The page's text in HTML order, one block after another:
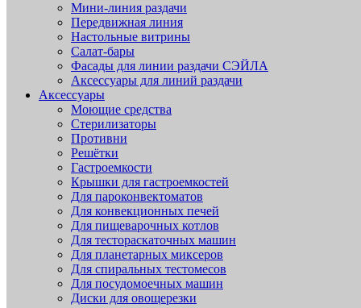
Мини-линия раздачи
Передвижная линия
Настольные витрины
Салат-бары
Фасады для линии раздачи СЭЙЛА
Аксессуары для линий раздачи
Аксессуары
Моющие средства
Стерилизаторы
Противни
Решётки
Гастроемкости
Крышки для гастроемкостей
Для пароконвектоматов
Для конвекционных печей
Для пищеварочных котлов
Для тестораскаточных машин
Для планетарных миксеров
Для спиральных тестомесов
Для посудомоечных машин
Диски для овощерезки